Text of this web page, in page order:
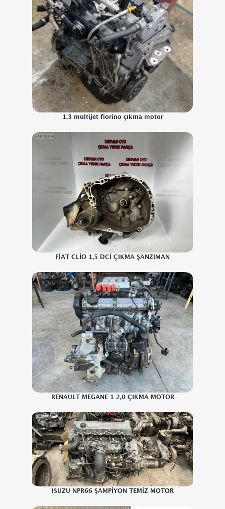
1.3 multijet fiorino çıkma motor
FİAT CLİO 1,5 DCİ ÇIKMA ŞANZIMAN
RENAULT MEGANE 1 2,0 ÇIKMA MOTOR
ISUZU NPR66 ŞAMPİYON TEMİZ MOTOR